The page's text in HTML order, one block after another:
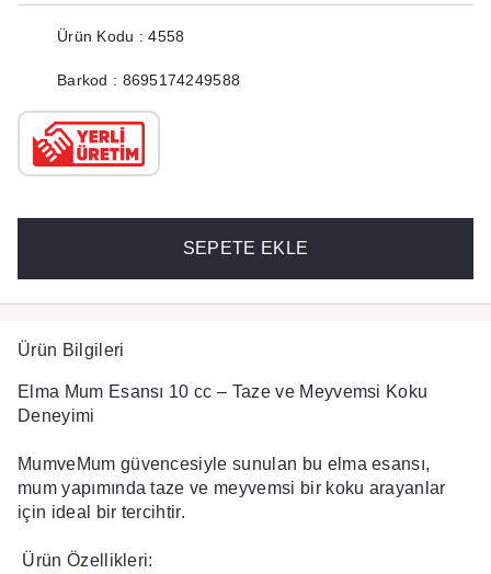
Ürün Kodu : 4558
Barkod : 8695174249588
SEPETE EKLE
Ürün Bilgileri
Elma Mum Esansı 10 cc – Taze ve Meyvemsi Koku
Deneyimi
MumveMum güvencesiyle sunulan bu elma esansı,
mum yapımında taze ve meyvemsi bir koku arayanlar
için ideal bir tercihtir.
Ürün Özellikleri: